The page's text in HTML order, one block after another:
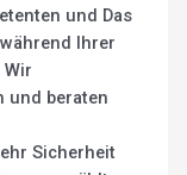
und Das
Ihrer
Wir
und beraten
Sicherheit